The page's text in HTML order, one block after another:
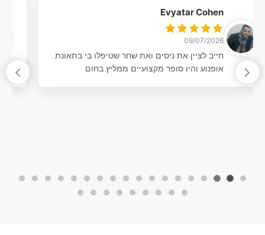
ראובן גפטר
29/06/2026
משרד עורכי דין משכמם ומעלה רגישות, סבלנות
וסובלנות